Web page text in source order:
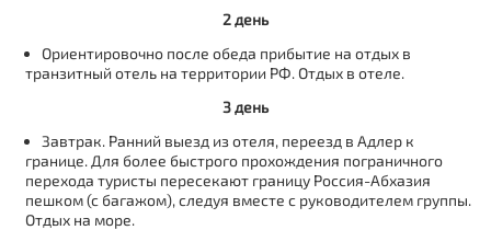
2 день
Ориентировочно после обеда прибытие на отдых в
транзитный отель на территории РФ. Отдых в отеле.
3 день
Завтрак. Ранний выезд из отеля, переезд в Адлер к
границе. Для более быстрого прохождения пограничного
перехода туристы пересекают границу Россия-Абхазия
пешком (с багажом), следуя вместе с руководителем группы.
Отдых на море.